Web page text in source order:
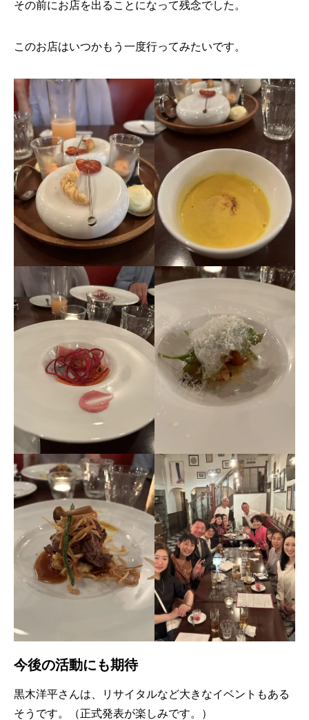
その前にお店を出ることになって残念でした。
このお店はいつかもう一度行ってみたいです。
今後の活動にも期待
黒木洋平さんは、リサイタルなど大きなイベントもある
そうです。（正式発表が楽しみです。）